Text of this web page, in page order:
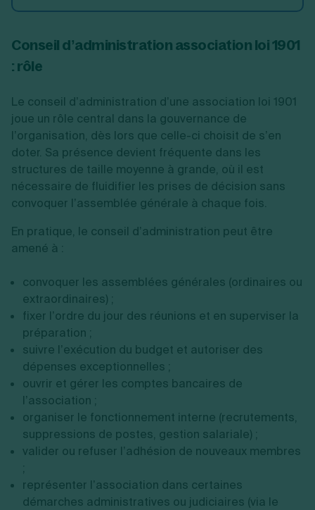
Conseil d’administration association loi 1901
: rôle
Le conseil d’administration d’une association loi 1901
joue un rôle central dans la gouvernance de
l’organisation, dès lors que celle-ci choisit de s’en
doter. Sa présence devient fréquente dans les
structures de taille moyenne à grande, où il est
nécessaire de fluidifier les prises de décision sans
convoquer l’assemblée générale à chaque fois.
En pratique, le conseil d’administration peut être
amené à :
convoquer les assemblées générales (ordinaires ou
extraordinaires) ;
fixer l’ordre du jour des réunions et en superviser la
préparation ;
suivre l’exécution du budget et autoriser des
dépenses exceptionnelles ;
ouvrir et gérer les comptes bancaires de
l’association ;
organiser le fonctionnement interne (recrutements,
suppressions de postes, gestion salariale) ;
valider ou refuser l’adhésion de nouveaux membres
;
représenter l’association dans certaines
démarches administratives ou judiciaires (via le